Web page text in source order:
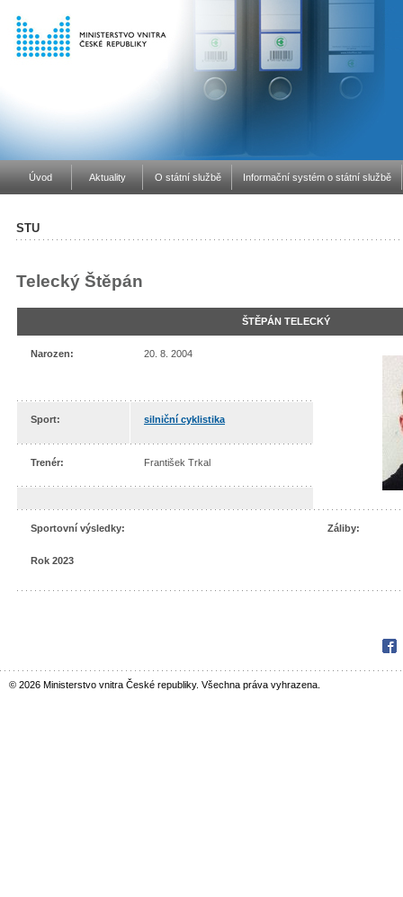
Úvod Aktuality O státní službě Informační systém o státní službě
STU
Telecký Štěpán
ŠTĚPÁN TELECKÝ
Narozen: 20. 8. 2004
Sport: silniční cyklistika
Trenér: František Trkal
Sportovní výsledky:
Rok 2023
Záliby:
© 2026 Ministerstvo vnitra České republiky. Všechna práva vyhrazena.